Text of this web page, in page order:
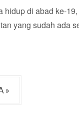
hidup di abad ke-
yang sudah ada
»